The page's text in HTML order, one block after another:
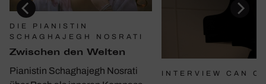
DIE PIANISTIN
SCHAGHAJEGH NOSRATI
Zwischen den Welten
Pianistin Schaghajegh Nosrati
INTERVIEW CAN